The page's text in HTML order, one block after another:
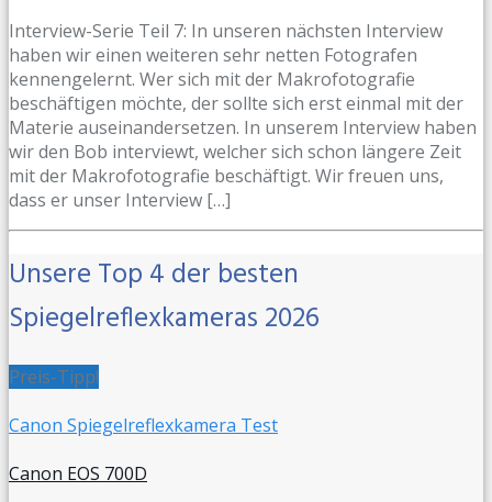
Interview-Serie Teil 7: In unseren nächsten Interview
haben wir einen weiteren sehr netten Fotografen
kennengelernt. Wer sich mit der Makrofotografie
beschäftigen möchte, der sollte sich erst einmal mit der
Materie auseinandersetzen. In unserem Interview haben
wir den Bob interviewt, welcher sich schon längere Zeit
mit der Makrofotografie beschäftigt. Wir freuen uns,
dass er unser Interview […]
Unsere Top 4 der besten
Spiegelreflexkameras 2026
Preis-Tipp!
Canon Spiegelreflexkamera Test
Canon EOS 700D